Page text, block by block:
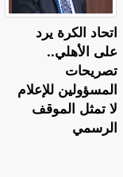
اتحاد الكرة يرد
على الأهلي..
تصريحات
المسؤولين للإعلام
لا تمثل الموقف
الرسمي